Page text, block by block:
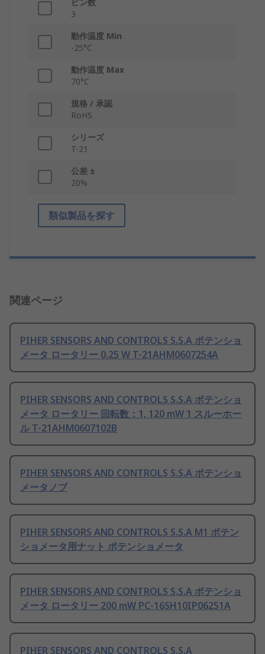
ピン数
3
動作温度 Min
-25°C
動作温度 Max
70°C
規格 / 承認
RoHS
シリーズ
T-21
公差 ±
20%
類似製品を探す
関連ページ
PIHER SENSORS AND CONTROLS S.S.A ポテンショ
メータ ロータリー 0.25 W T-21AHM0607254A
PIHER SENSORS AND CONTROLS S.S.A ポテンショ
メータ ロータリー 回転数：1, 120 mW 1 スルーホー
ル T-21AHM0607102B
PIHER SENSORS AND CONTROLS S.S.A ポテンショ
メータノブ
PIHER SENSORS AND CONTROLS S.S.A M1 ポテン
ショメータ用ナット ポテンショメータ
PIHER SENSORS AND CONTROLS S.S.A ポテンショ
メータ ロータリー 200 mW PC-16SH10IP06251A
PIHER SENSORS AND CONTROLS S.S.A